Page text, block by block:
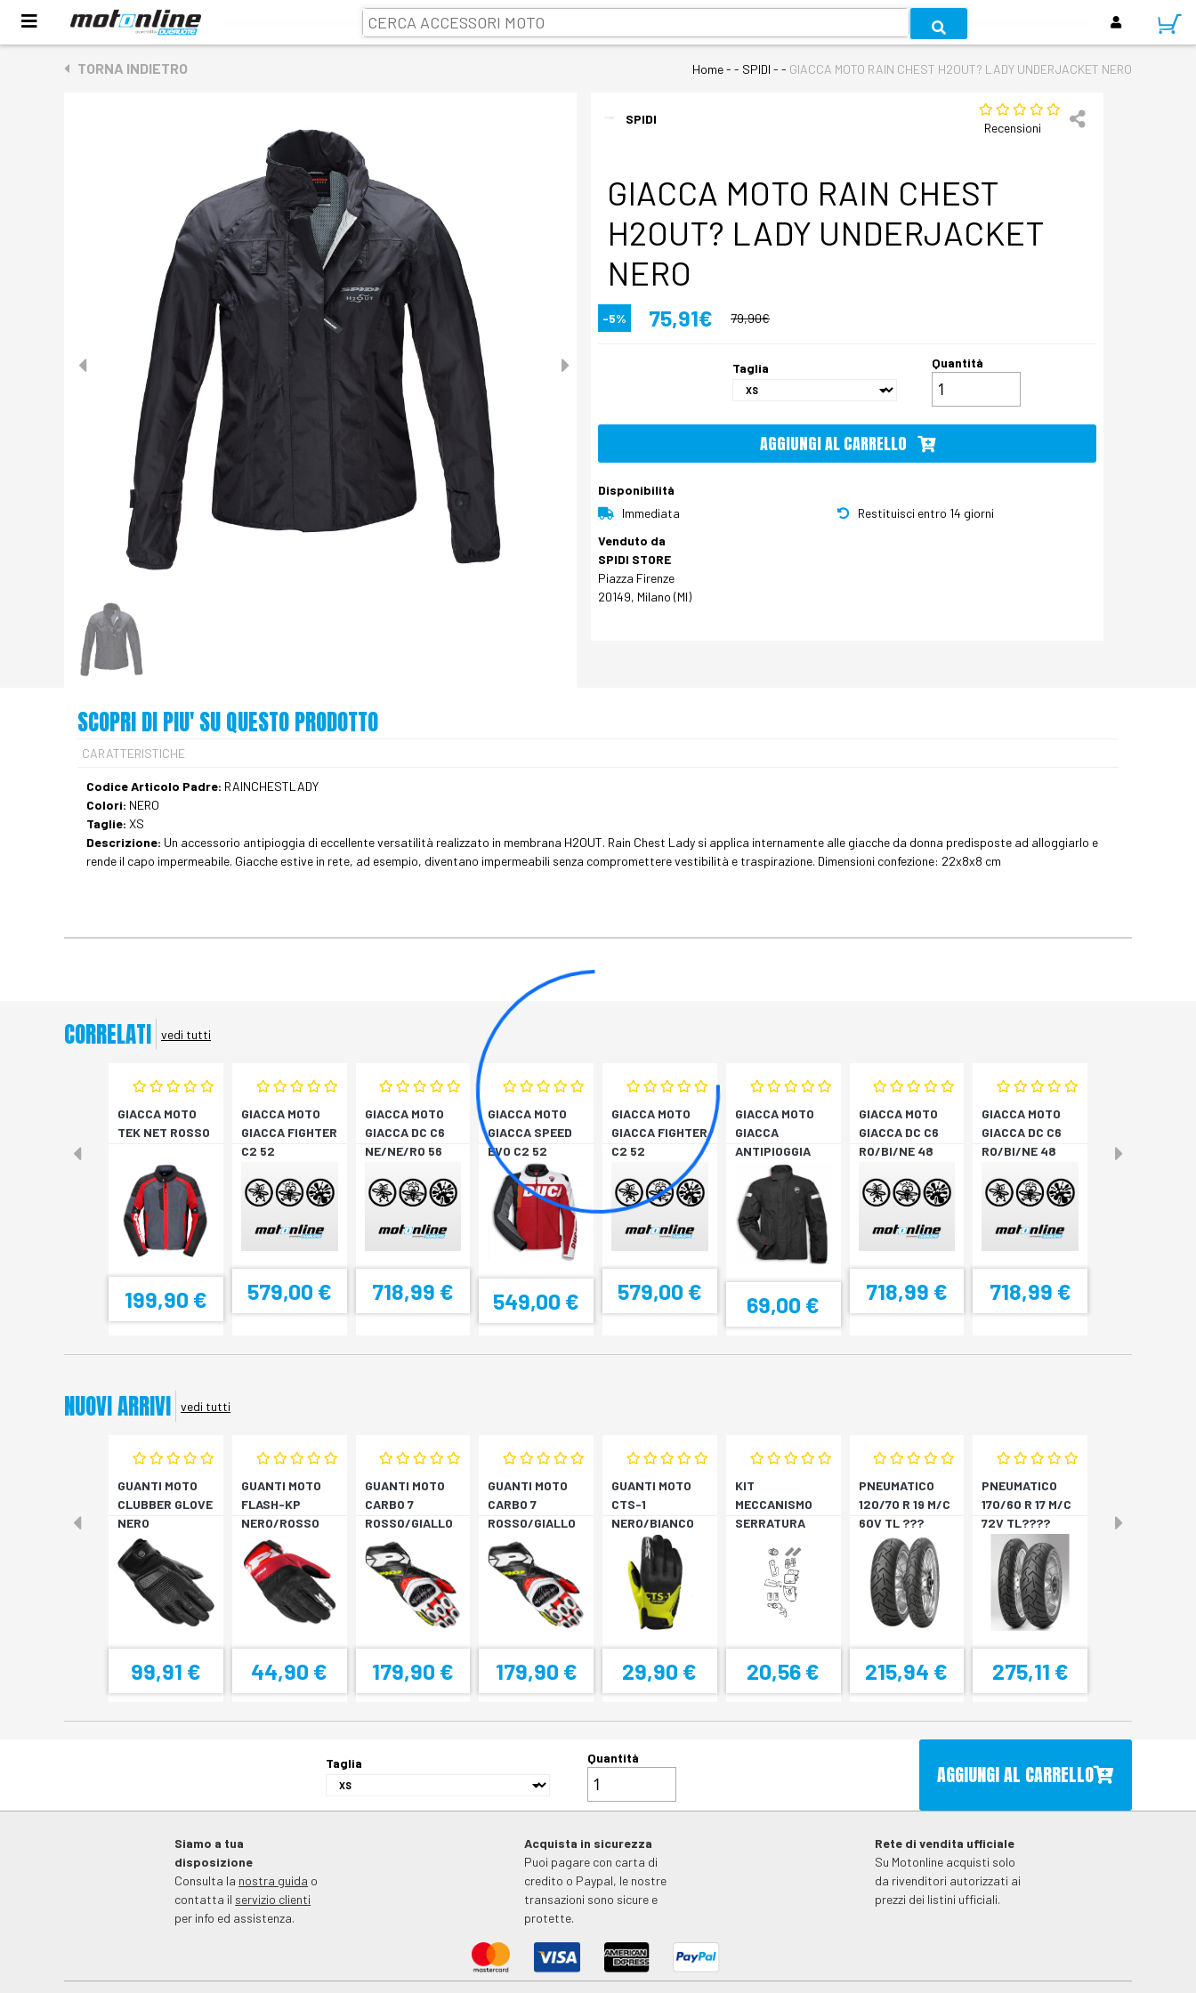
TORNA INDIETRO Home- - SPIDI - - GIACCA MOTO RAIN CHEST H2OUT? LADY UNDERJACKET NERO
SPIDI
Recensioni
GIACCA MOTO RAIN CHEST
H2OUT? LADY UNDERJACKET
NERO
-5% 75,91€ 79,90€
Taglia Quantità
AGGIUNGI AL CARRELLO
Disponibilità
Immediata
Restituisci entro 14 giorni
Venduto da
SPIDI STORE
Piazza Firenze
20149, Milano (MI)
SCOPRI DI PIU' SU QUESTO PRODOTTO
CARATTERISTICHE
Codice Articolo Padre: RAINCHESTLADY
Colori: NERO
Taglie: XS
Descrizione: Un accessorio antipioggia di eccellente versatilità realizzato in membrana H2OUT. Rain Chest Lady si applica internamente alle giacche da donna predisposte ad alloggiarlo e
rende il capo impermeabile. Giacche estive in rete, ad esempio, diventano impermeabili senza compromettere vestibilità e traspirazione. Dimensioni confezione: 22x8x8 cm
CORRELATI vedi tutti
GIACCA MOTO
TEK NET ROSSO
199,90 €
GIACCA MOTO
GIACCA FIGHTER
C2 52
579,00 €
GIACCA MOTO
GIACCA DC C6
NE/NE/RO 56
718,99 €
GIACCA MOTO
GIACCA SPEED
EVO C2 52
549,00 €
GIACCA MOTO
GIACCA FIGHTER
C2 52
579,00 €
GIACCA MOTO
GIACCA
ANTIPIOGGIA
STRADA V3 N
69,00 €
GIACCA MOTO
GIACCA DC C6
RO/BI/NE 48
718,99 €
GIACCA MOTO
GIACCA DC C6
RO/BI/NE 48
718,99 €
NUOVI ARRIVI vedi tutti
GUANTI MOTO
CLUBBER GLOVE
NERO
99,91 €
GUANTI MOTO
FLASH-KP
NERO/ROSSO
44,90 €
GUANTI MOTO
CARBO 7
ROSSO/GIALLO
FLUORESCENTE
179,90 €
GUANTI MOTO
CARBO 7
ROSSO/GIALLO
FLUORESCENTE
179,90 €
GUANTI MOTO
CTS-1
NERO/BIANCO
29,90 €
KIT
MECCANISMO
SERRATURA
20,56 €
PNEUMATICO
120/70 R 19 M/C
60V TL ???
SCORPION T *A
215,94 €
PNEUMATICO
170/60 R 17 M/C
72V TL????
SCORPION T *P
275,11 €
Taglia Quantità
AGGIUNGI AL CARRELLO
Siamo a tua
disposizione
Consulta la nostra guida o
contatta il servizio clienti
per info ed assistenza.
Acquista in sicurezza
Puoi pagare con carta di
credito o Paypal, le nostre
transazioni sono sicure e
protette.
Rete di vendita ufficiale
Su Motonline acquisti solo
da rivenditori autorizzati ai
prezzi dei listini ufficiali.